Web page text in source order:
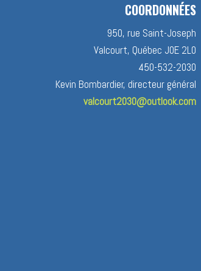
COORDONNÉES
950, rue Saint-Joseph
Valcourt, Québec J0E 2L0
450-532-2030
Kevin Bombardier, directeur général
valcourt2030@outlook.com